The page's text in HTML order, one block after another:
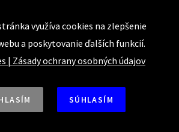
využíva cookies na zlepšenie
a poskytovanie ďalších funkcií.
| Zásady ochrany osobných údajov
SÚHLASÍM